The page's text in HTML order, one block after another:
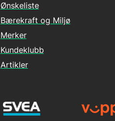
Ønskeliste
Bærekraft og Miljø
Merker
Kundeklubb
Artikler